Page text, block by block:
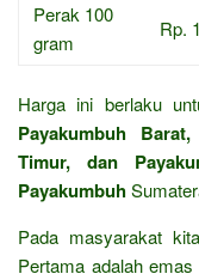
Perak 100
gram
Rp.
Harga ini berlaku
Payakumbuh
Timur, dan
Payakumbuh
Pada masyarakat
Pertama adalah